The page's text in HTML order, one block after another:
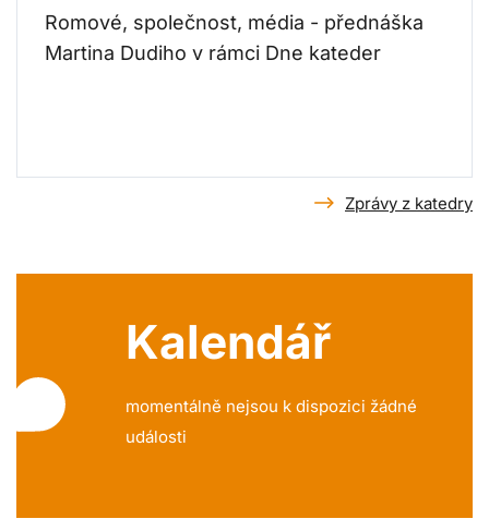
Romové, společnost, média - přednáška
Martina Dudiho v rámci Dne kateder
Zprávy z katedry
Kalendář
momentálně nejsou k dispozici žádné
události